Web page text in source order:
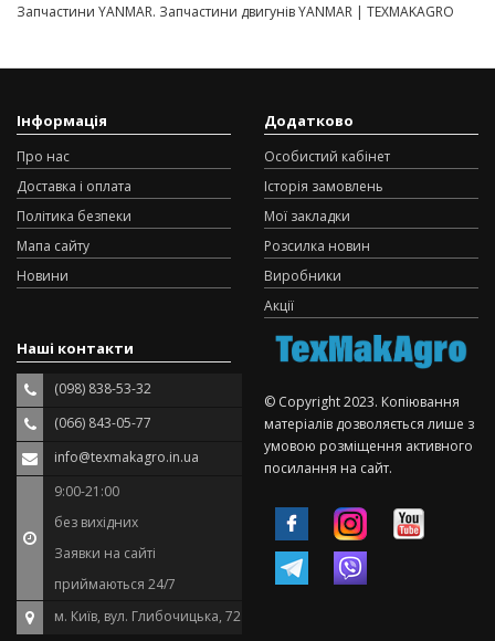
Запчастини YANMAR. Запчастини двигунів YANMAR | TEXMAKAGRO
Інформація
Про нас
Доставка і оплата
Політика безпеки
Мапа сайту
Новини
Додатково
Особистий кабінет
Історія замовлень
Мої закладки
Розсилка новин
Виробники
Акції
Наші контакти
(098) 838-53-32
(066) 843-05-77
info@texmakagro.in.ua
9:00-21:00
без вихідних
Заявки на сайті
приймаються 24/7
м. Київ, вул. Глибочицька, 72
© Copyright 2023. Копіювання
матеріалів дозволяється лише з
умовою розміщення активного
посилання на сайт.